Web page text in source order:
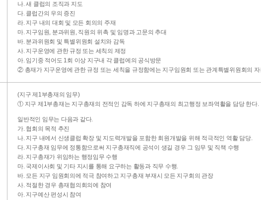
나. 새 클럽의 조직과 지도
다. 클럽간의 우의 증진
라. 지구 내의 대회 및 모든 회의의 주재
마. 지구임원, 분과위원, 직원의 위촉 및 임명과 고문의 추대
바. 분과위원회 및 특별위원회 설치와 감독
사. 지구운영에 관한 규정 또는 세칙의 제정
아. 임기중 적어도 1회 이상 지구내 각 클럽에의 공식방문
② 총재가 지구운영에 관한 규정 또는 세칙을 규정함에는 지구임원회 또는 관계특별위원회의
(지구 제1부총재의 임무)
① 지구 제1부총재는 지구총재의 전적인 감독 하에 지구총재의 최고행정 보좌역활을 담당 한다.
일반적인 임무는 다음과 같다.
가. 협회의 목적 추진
나. 지구 내에서 신생클럽 확장 및 지도력개발을 포함한 회원개발을 위해 적극적인 역활 담당.
다. 지구총재 임무에 정통함으로써 지구총재직에 공석이 생길 경우 그 임무 및 직책 수행
라. 지구총재가 위임하는 행정임무 수행
마. 국제이사회 및 기타 지시를 통해 요구하는 활동과 직무 수행.
바. 모든 지구 임원회의에 적극 참여하고 지구총재 부재시 모든 지구회의 관장
사. 적절한 경우 총재협의회의에 참여
아. 지구예산 편성시 참여